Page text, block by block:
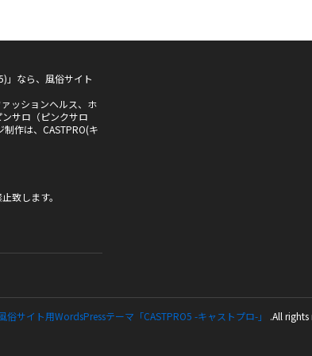
」なら、風俗サイト
ッションヘルス、ホ
サロ（ピンクサロ
作は、CASTPRO(キ
致します。
俗サイト用WordsPressテーマ「CASTPRO5 -キャストプロ-」 .All rights